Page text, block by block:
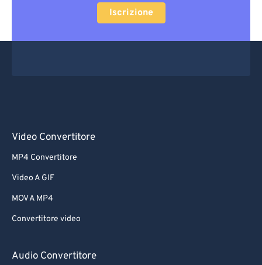
Iscrizione
Video Convertitore
MP4 Convertitore
Video A GIF
MOV A MP4
Convertitore video
Audio Convertitore